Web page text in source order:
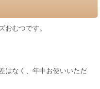
おむつです。
はなく、年中お使いいただ